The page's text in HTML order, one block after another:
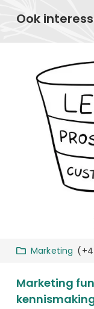
Ook
Marketing
Marketing